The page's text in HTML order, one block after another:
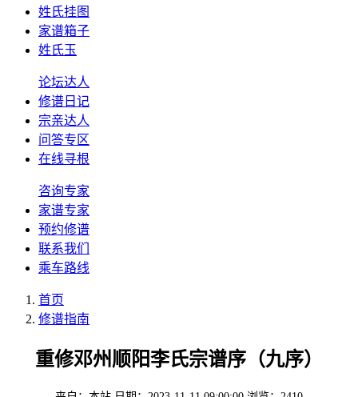
姓氏挂图
家谱箱子
姓氏玉
论坛达人
修谱日记
宗亲达人
问答专区
在线寻根
咨询专家
家谱专家
预约修谱
联系我们
乘车路线
首页
修谱指南
重修邓州顺阳李氏宗谱序（九序）